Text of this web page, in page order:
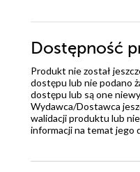
Dostępność
Produkt nie został
dostępu lub nie podano
dostępu lub są one
Wydawca/Dostawca
walidacji produktu lub
informacji na temat jego